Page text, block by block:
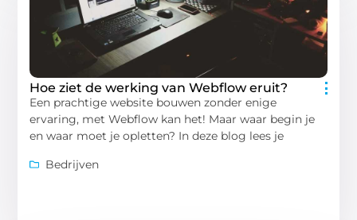
Hoe ziet de werking van Webflow eruit?
Een prachtige website bouwen zonder enige
ervaring, met Webflow kan het! Maar waar begin je
en waar moet je opletten? In deze blog lees je
Bedrijven